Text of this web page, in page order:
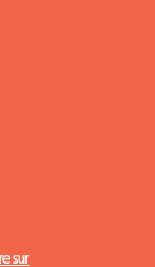
sur